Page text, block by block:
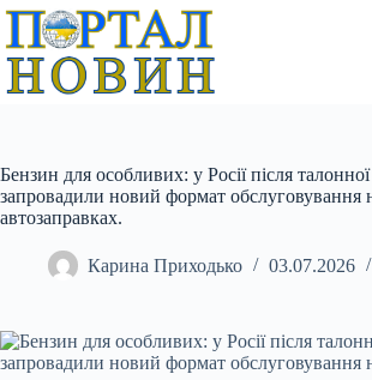
Перейти
вмісту
Бензин для особливих: у Росії після
запровадили новий формат обслуговування
автозаправках.
Карина Приходько 03.07.2026